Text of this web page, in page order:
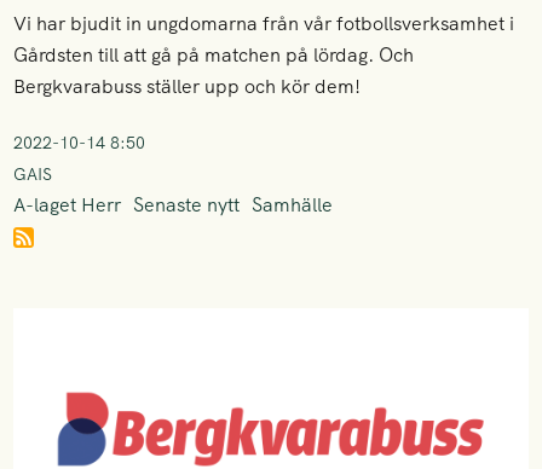
Vi har bjudit in ungdomarna från vår fotbollsverksamhet i
Gårdsten till att gå på matchen på lördag. Och
Bergkvarabuss ställer upp och kör dem!
2022-10-14 8:50
GAIS
A-laget Herr Senaste nytt Samhälle